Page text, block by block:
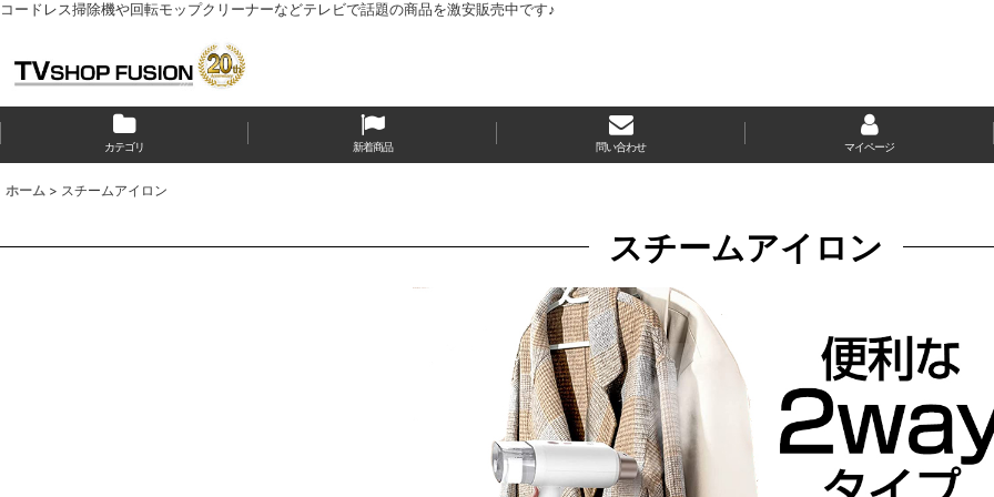
コードレス掃除機や回転モップクリーナーなどテレビで話題の商品を激安販売中です♪
カテゴリ 新着商品 問い合わせ マイページ
ホーム > スチームアイロン
スチームアイロン